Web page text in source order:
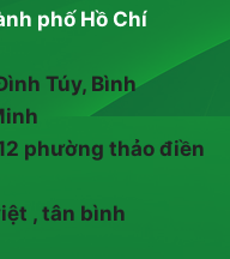
phố Hồ Chí
Túy, Bình
phường thảo điền
, tân bình